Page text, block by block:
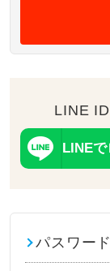
LINE
LINE
パスワー